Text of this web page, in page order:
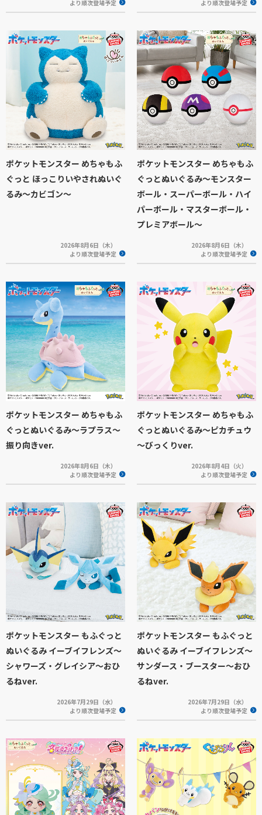
より順次登場予定 より順次登場予定
ポケットモンスター めちゃもふ
ぐっと ほっこりいやされぬいぐ
るみ～カビゴン～
2026年8月6日（木）
より順次登場予定
ポケットモンスター めちゃもふ
ぐっとぬいぐるみ～モンスター
ボール・スーパーボール・ハイ
パーボール・マスターボール・
プレミアボール～
2026年8月6日（木）
より順次登場予定
ポケットモンスター めちゃもふ
ぐっとぬいぐるみ～ラプラス～
振り向きver.
2026年8月6日（木）
より順次登場予定
ポケットモンスター めちゃもふ
ぐっとぬいぐるみ～ピカチュウ
～びっくりver.
2026年8月4日（火）
より順次登場予定
ポケットモンスター もふぐっと
ぬいぐるみ イーブイフレンズ～
シャワーズ・グレイシア～おひ
るねver.
2026年7月29日（水）
より順次登場予定
ポケットモンスター もふぐっと
ぬいぐるみ イーブイフレンズ～
サンダース・ブースター～おひ
るねver.
2026年7月29日（水）
より順次登場予定